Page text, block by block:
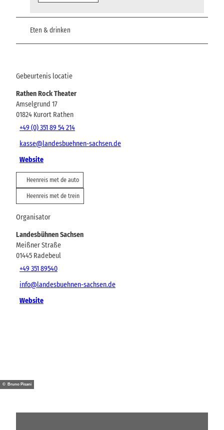
Eten & drinken
Gebeurtenis locatie
Rathen Rock Theater
Amselgrund 17
01824 Kurort Rathen
+49 (0) 351 89 54 214
kasse@landesbuehnen-sachsen.de
Website
Heenreis met de auto
Heenreis met de trein
Organisator
Landesbühnen Sachsen
Meißner Straße
01445 Radebeul
+49 351 89540
info@landesbuehnen-sachsen.de
Website
© Bruno Pisani